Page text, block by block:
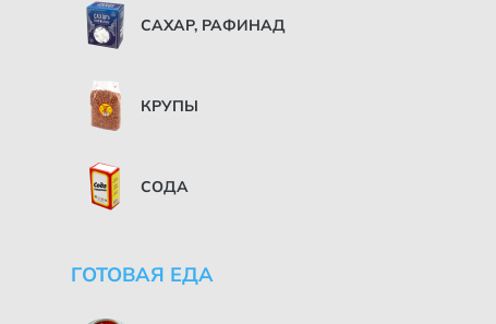
САХАР, РАФИНАД
КРУПЫ
СОДА
ГОТОВАЯ ЕДА